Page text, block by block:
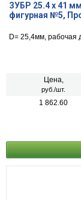
ЗУБР 25.4 x 41
фигурная №5,
D= 25,4мм, рабочая
Цена,
руб./шт.
1 862.60